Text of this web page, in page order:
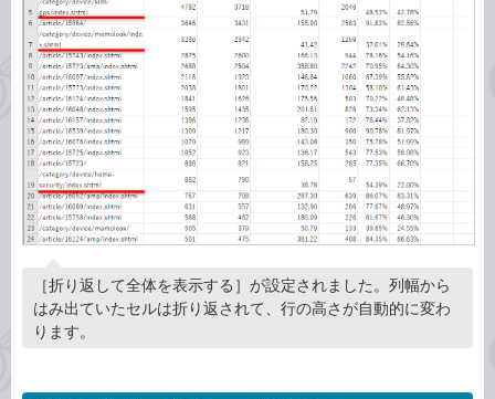
［折り返して全体を表示する］が設定されました。列幅から
はみ出ていたセルは折り返されて、行の高さが自動的に変わ
ります。